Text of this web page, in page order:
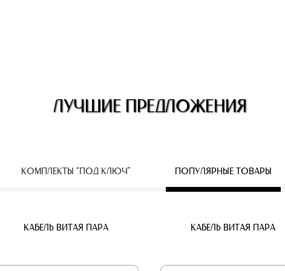
ЛУЧШИЕ ПРЕДЛОЖЕНИЯ
КОМПЛЕКТЫ “ПОД КЛЮЧ” ПОПУЛЯРНЫЕ ТОВАРЫ
БЕСПРОВОДНЫЕ IP КАМЕРЫ КАБЕЛЬ ВИТАЯ ПАРА
КАБЕЛЬ ВИТАЯ ПАРА КАБЕЛЬ ВИТАЯ ПАРА
КАБЕЛЬ ВИТАЯ ПАРА КАБЕЛЬ ВИТАЯ ПАРА